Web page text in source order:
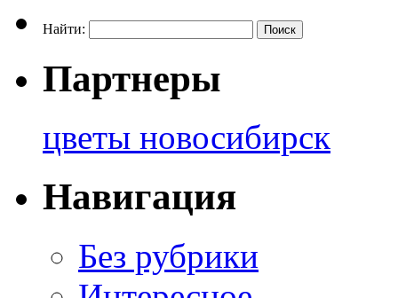
Найти:
Партнеры
цветы новосибирск
Навигация
Без рубрики